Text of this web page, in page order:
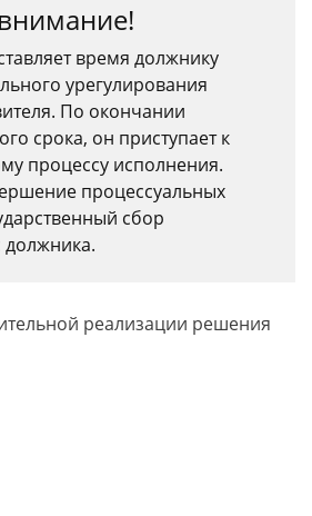
время должнику
урегулирования
По окончании
срока, он приступает к
процессу исполнения.
процессуальных
сбор
должника.
реализации решения